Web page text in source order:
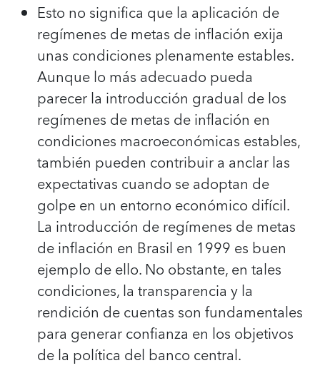
Esto no significa que la aplicación de
regímenes de metas de inflación exija
unas condiciones plenamente estables.
Aunque lo más adecuado pueda
parecer la introducción gradual de los
regímenes de metas de inflación en
condiciones macroeconómicas estables,
también pueden contribuir a anclar las
expectativas cuando se adoptan de
golpe en un entorno económico difícil.
La introducción de regímenes de metas
de inflación en Brasil en 1999 es buen
ejemplo de ello. No obstante, en tales
condiciones, la transparencia y la
rendición de cuentas son fundamentales
para generar confianza en los objetivos
de la política del banco central.